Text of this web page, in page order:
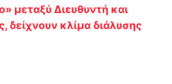
μεταξύ Διευθυντή και
δείχνουν κλίμα διάλυσης